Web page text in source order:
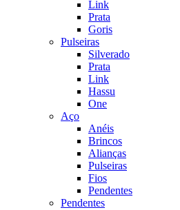
Link
Prata
Goris
Pulseiras
Silverado
Prata
Link
Hassu
One
Aço
Anéis
Brincos
Alianças
Pulseiras
Fios
Pendentes
Pendentes